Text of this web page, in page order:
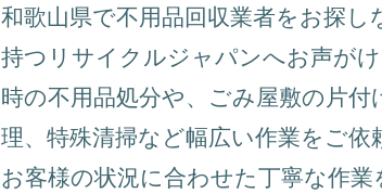
和歌山県で不用品回収業者をお探し
持つリサイクルジャパンへお声が
時の不用品処分や、ごみ屋敷の片付
理、特殊清掃など幅広い作業をご依
お客様の状況に合わせた丁寧な作業